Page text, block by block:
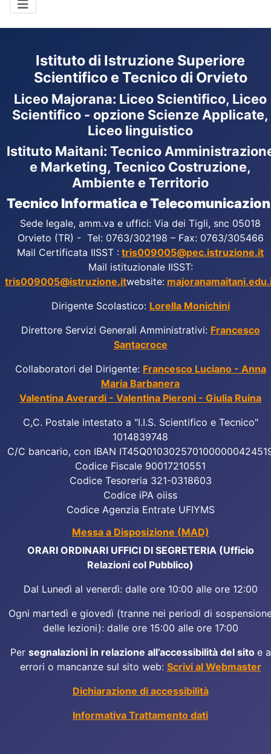
Istituto di Istruzione Superiore
Scientifico e Tecnico di Orvieto
Liceo Majorana: Liceo Scientifico, Liceo
Scientifico - opzione Scienze Applicate,
Liceo linguistico
Istituto Maitani: Tecnico
e Marketing, Tecnico Costruzione,
Ambiente e Territorio
Tecnico Informatica e
Sede legale, amm.va e uffici: Via dei Tigli, snc 05018
Orvieto (TR) - Tel: 0763/302198 – Fax: 0763/305466
Mail Certificata IISST : tris009005@pec.istruzione.it
Mail istituzionale IISST:
tris009005@istruzione.itwebsite:
Dirigente Scolastico: Lorella Monichini
Direttore Servizi Generali Amministrativi: Francesco
Santacroce
Collaboratori del Dirigente: Francesco Luciano - Anna
Maria Barbanera
Valentina Averardi - Valentina Pieroni - Giulia Ruina
C.C. Postale intestato a "I.I.S. Scientifico e Tecnico"
1014839748
C/C bancario, con IBAN
Codice Fiscale 90017210551
Codice Tesoreria 321-0318603
Codice iPA oiiss
Codice Agenzia Entrate UFIYMS
Messa a Disposizione (MAD)
ORARI ORDINARI UFFICI DI SEGRETERIA (Ufficio
Relazioni col Pubblico)
Dal Lunedì al venerdì: dalle ore 10:00 alle ore 12:00
Ogni martedì e giovedì (tranne nei periodi di
delle lezioni): dalle ore 15:00 alle ore 17:00
Per segnalazioni in relazione all’accessibilità del sito e a
errori o mancanze sul sito web: Scrivi al Webmaster
Dichiarazione di accessibilità
Informativa Trattamento dati